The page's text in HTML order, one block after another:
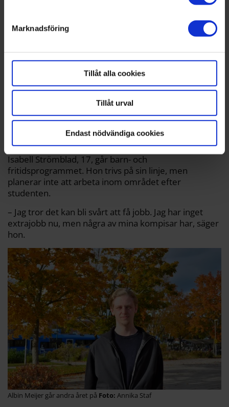
. Du kan ändra eller dra tillbaka ditt samtycke när som
Marknadsföring
Tillåt alla cookies
Tillåt urval
Endast nödvändiga cookies
Isabell Strömblad, 17, går barn- och
fritidsprogrammet. Hon trivs på sin linje, men
planerar inte att arbeta inom området efter
studenten.
– Jag tror det kan bli svårt att få jobb. Jag har inget
extrajobb nu, men några av mina kompisar har, säger
hon.
Albin Meijer går andra året på Annika Staf